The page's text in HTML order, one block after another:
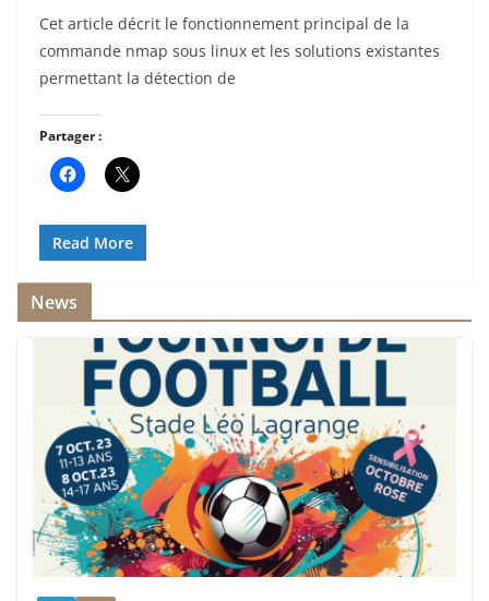
Cet article décrit le fonctionnement principal de la
commande nmap sous linux et les solutions existantes
permettant la détection de
Partager :
Read More
News